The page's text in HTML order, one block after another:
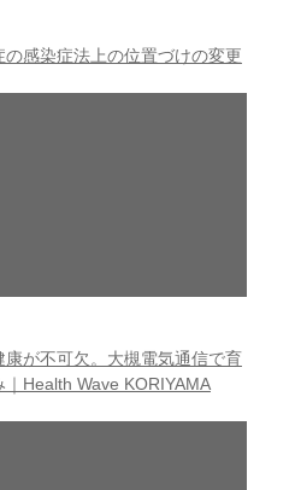
感染症法上の位置づけの変更
が不可欠。大槻電気通信で育
Health Wave KORIYAMA